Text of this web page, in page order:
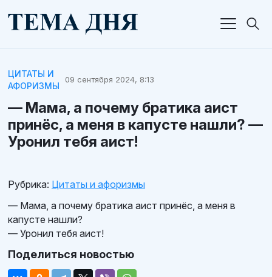
ЦИТАТЫ И
АФОРИЗМЫ
09 сентября 2024, 8:13
— Мама, а почему братика аист
принёс, а меня в капусте нашли? —
Уронил тебя аист!
Рубрика: Цитаты и афоризмы
— Мама, а почему братика аист принёс, а меня в
капусте нашли?
— Уронил тебя аист!
Поделиться новостью